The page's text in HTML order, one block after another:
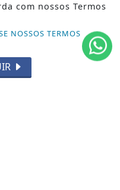
com nossos Termos
NOSSOS TERMOS